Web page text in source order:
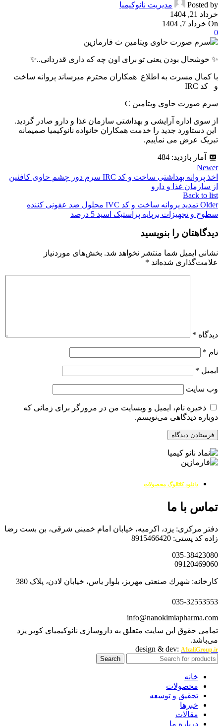
Posted by
مدیریت نانوکیمیا
خرداد 21, 1404
On خرداد 7, 1404
0
✨ خوشحال بودن یعنی تو برای اون چه که داری قدردانی..✨
با کمال مسرت به اطلاع همکاران محترم میرساند پروانه ساخت
و کد IRC
سرم صورت حاوی ویتامین C
از سوی اداره آرایشی و بهداشتی سازمان غذا و دارو صادر گردید.
این دستاورد جدید را خدمت همکاران خانواده نانوکیمیا صمیمانه
تبریک عرض می نماییم.
آمار بازدید: 484
Newer
اخذ پروانه بهداشتی ساخت و کد IRC سرم دور چشم حاوی کافئین
از سازمان غذا و دارو
Back to list
Older
تمدید پروانه ساخت و کد IVC محلول ضد عفونی کننده
سطوح و تجهیزات برپایه پراستیک اسید 5 درصد
دیدگاهتان را بنویسید
نشانی ایمیل شما منتشر نخواهد شد. بخش‌های موردنیاز
علامت‌گذاری شده‌اند *
دیدگاه *
نام *
ایمیل *
وب‌ سایت
ذخیره نام، ایمیل و وبسایت من در مرورگر برای زمانی که
دوباره دیدگاهی می‌نویسم.
دانلود کاتالوگ محصولات
تماس با ما
دفتر مرکزی: یزد، اکرمیه، خیابان امام خمینی شرقی، بن بست رضا
زاده کد پستی: 8915466420
035-38423080
09120469060
کارخانه: شهرك صنعتی مهریز، بلوار یاس، خیابان لادن، پلاک 380
035-32553553
info@nanokimiapharma.com
تمامی حقوق این سایت متعلق به داروسازی نانوکیمیای کویر یزد
می‌باشد.
design & dev: AfzaliGroup.ir
Search
خانه
محصولات
تحقیق و توسعه
خبرها
مقالات
درباره ما